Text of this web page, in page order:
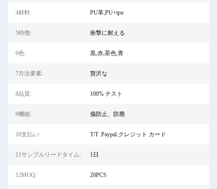
4材料: PU革,PU+tpu
5特徴: 衝撃に耐える
6色: 黒,赤,茶色,青
7方法要素: 贅沢な
8品質: 100% テスト
9機能: 傷防止、防塵
10支払い: T/T .Paypal.クレジット カード
11サンプルリードタイム: 1日
12MOQ: 20PCS